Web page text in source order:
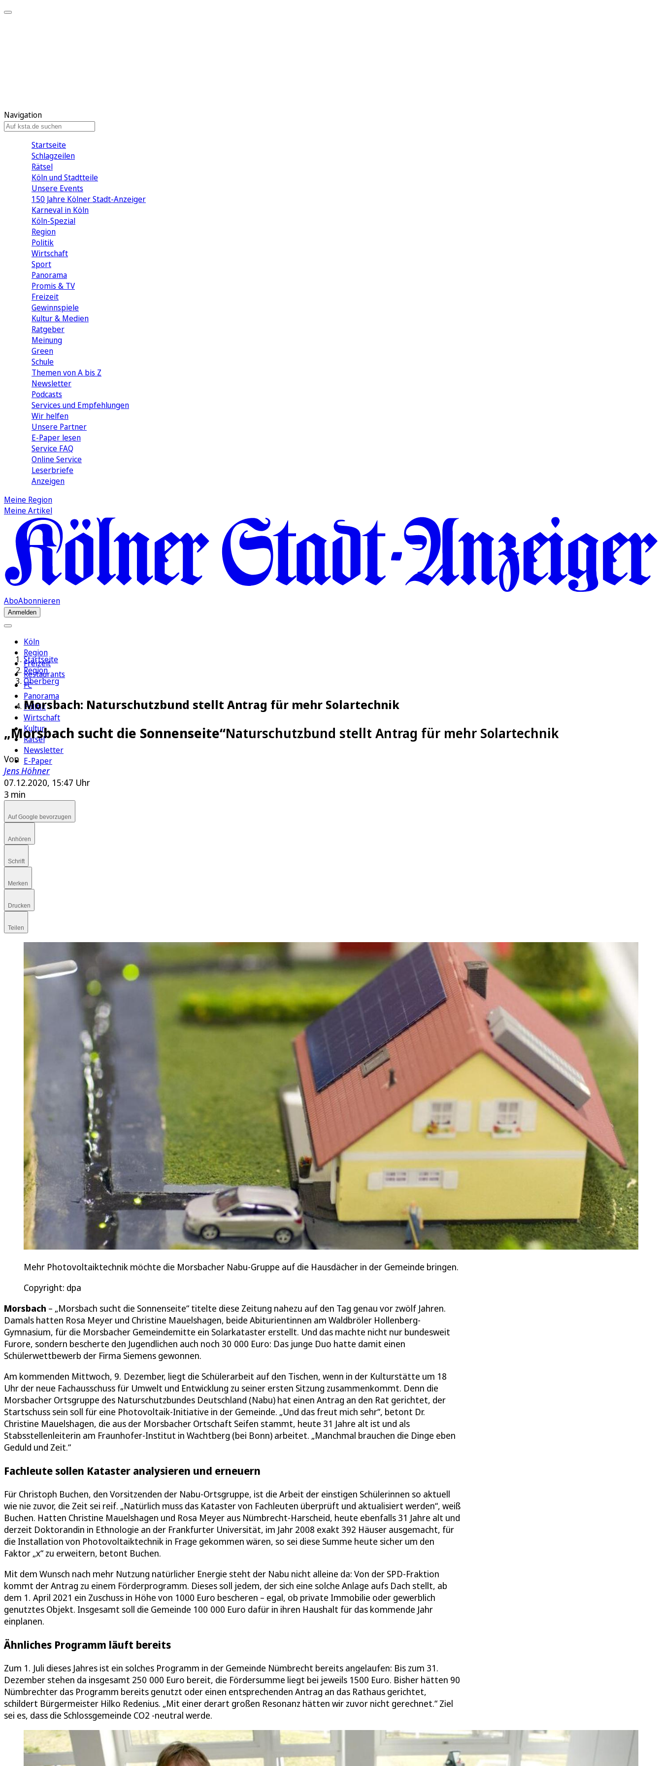
Navigation
Startseite
Schlagzeilen
Rätsel
Köln und Stadtteile
Unsere Events
150 Jahre Kölner Stadt-Anzeiger
Karneval in Köln
Köln-Spezial
Region
Politik
Wirtschaft
Sport
Panorama
Promis & TV
Freizeit
Gewinnspiele
Kultur & Medien
Ratgeber
Meinung
Green
Schule
Themen von A bis Z
Newsletter
Podcasts
Services und Empfehlungen
Wir helfen
Unsere Partner
E-Paper lesen
Service FAQ
Online Service
Leserbriefe
Anzeigen
Meine Region
Meine Artikel
AboAbonnieren
Anmelden
Köln
Region
Freizeit
Restaurants
FC
Panorama
Politik
Wirtschaft
Kultur
Rätsel
Newsletter
E-Paper
Startseite
Region
Oberberg
Morsbach: Naturschutzbund stellt Antrag für mehr Solartechnik
„Morsbach sucht die Sonnenseite“Naturschutzbund stellt Antrag für mehr Solartechnik
Von
Jens Höhner
07.12.2020, 15:47 Uhr
3 min
Auf Google bevorzugen
Anhören
Schrift
Merken
Drucken
Teilen
Mehr Photovoltaiktechnik möchte die Morsbacher Nabu-Gruppe auf die Hausdächer in der Gemeinde bringen.
Copyright: dpa
Morsbach – „Morsbach sucht die Sonnenseite“ titelte diese Zeitung nahezu auf den Tag genau vor zwölf Jahren.
Damals hatten Rosa Meyer und Christine Mauelshagen, beide Abiturientinnen am Waldbröler Hollenberg-
Gymnasium, für die Morsbacher Gemeindemitte ein Solarkataster erstellt. Und das machte nicht nur bundesweit
Furore, sondern bescherte den Jugendlichen auch noch 30 000 Euro: Das junge Duo hatte damit einen
Schülerwettbewerb der Firma Siemens gewonnen.
Am kommenden Mittwoch, 9. Dezember, liegt die Schülerarbeit auf den Tischen, wenn in der Kulturstätte um 18
Uhr der neue Fachausschuss für Umwelt und Entwicklung zu seiner ersten Sitzung zusammenkommt. Denn die
Morsbacher Ortsgruppe des Naturschutzbundes Deutschland (Nabu) hat einen Antrag an den Rat gerichtet, der
Startschuss sein soll für eine Photovoltaik-Initiative in der Gemeinde. „Und das freut mich sehr“, betont Dr.
Christine Mauelshagen, die aus der Morsbacher Ortschaft Seifen stammt, heute 31 Jahre alt ist und als
Stabsstellenleiterin am Fraunhofer-Institut in Wachtberg (bei Bonn) arbeitet. „Manchmal brauchen die Dinge eben
Geduld und Zeit.“
Fachleute sollen Kataster analysieren und erneuern
Für Christoph Buchen, den Vorsitzenden der Nabu-Ortsgruppe, ist die Arbeit der einstigen Schülerinnen so aktuell
wie nie zuvor, die Zeit sei reif. „Natürlich muss das Kataster von Fachleuten überprüft und aktualisiert werden“, weiß
Buchen. Hatten Christine Mauelshagen und Rosa Meyer aus Nümbrecht-Harscheid, heute ebenfalls 31 Jahre alt und
derzeit Doktorandin in Ethnologie an der Frankfurter Universität, im Jahr 2008 exakt 392 Häuser ausgemacht, für
die Installation von Photovoltaiktechnik in Frage gekommen wären, so sei diese Summe heute sicher um den
Faktor „x“ zu erweitern, betont Buchen.
Mit dem Wunsch nach mehr Nutzung natürlicher Energie steht der Nabu nicht alleine da: Von der SPD-Fraktion
kommt der Antrag zu einem Förderprogramm. Dieses soll jedem, der sich eine solche Anlage aufs Dach stellt, ab
dem 1. April 2021 ein Zuschuss in Höhe von 1000 Euro bescheren – egal, ob private Immobilie oder gewerblich
genutztes Objekt. Insgesamt soll die Gemeinde 100 000 Euro dafür in ihren Haushalt für das kommende Jahr
einplanen.
Ähnliches Programm läuft bereits
Zum 1. Juli dieses Jahres ist ein solches Programm in der Gemeinde Nümbrecht bereits angelaufen: Bis zum 31.
Dezember stehen da insgesamt 250 000 Euro bereit, die Fördersumme liegt bei jeweils 1500 Euro. Bisher hätten 90
Nümbrechter das Programm bereits genutzt oder einen entsprechenden Antrag an das Rathaus gerichtet,
schildert Bürgermeister Hilko Redenius. „Mit einer derart großen Resonanz hätten wir zuvor nicht gerechnet.“ Ziel
sei es, dass die Schlossgemeinde CO2 -neutral werde.